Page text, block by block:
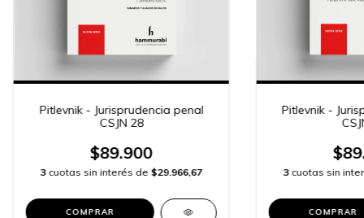
Pitlevnik - Jurisprudencia penal
CSJN 28
$89.900
3 cuotas sin interés de $29.966,67
COMPRAR
Pitlevnik -
3 cuotas sin
COMPRAR